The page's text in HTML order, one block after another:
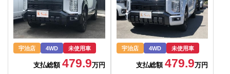
宇治店 4WD 未使用車
支払総額 479.9万円
宇治店 4WD 未使用車
支払総額479.9万円